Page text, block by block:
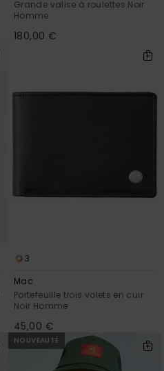
Grande valise à roulettes Noir
Homme
180,00 €
3
Mac
Portefeuille trois volets en cuir
Noir Homme
45,00 €
NOUVEAUTÉ